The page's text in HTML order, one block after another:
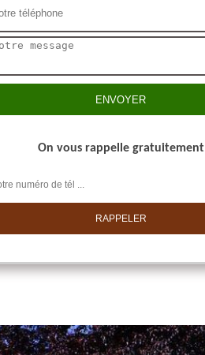
On vous rappelle gratuitement